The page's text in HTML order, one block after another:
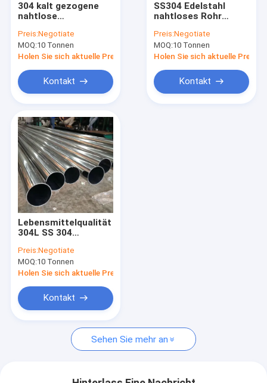
Nahtloses rostfreies Stahl
Schweißrohr aus Edelstahl
EDELSTAHLSPULE
301 1/2H 3/4H H Spirale aus Edelstahl
EDELSTAHLBAND
Legierter Titanstahl
Superlegierungen auf Nickelbasis
Edelstahl Rod Bar
Edelstahlwinkel
Flache Stange aus Edelstahl
Stange aus Aluminiumlegierung
304 kalt gezogene
nahtlose
mm-10 mm
Preis:Negotiate
MOQ:10 Tonnen
Holen Sie sich aktuelle Preis
Kontakt
SS304 Edelstahl
nahtloses Rohr
spiegelpoliert
Preis:Negotiate
MOQ:10 Tonnen
Holen Sie sich aktuelle Preis
Kontakt
Lebensmittelqualität
304L SS 304
316L 310S 321
Preis:Negotiate
MOQ:10 Tonnen
Holen Sie sich aktuelle Preis
Kontakt
Sehen Sie mehr an